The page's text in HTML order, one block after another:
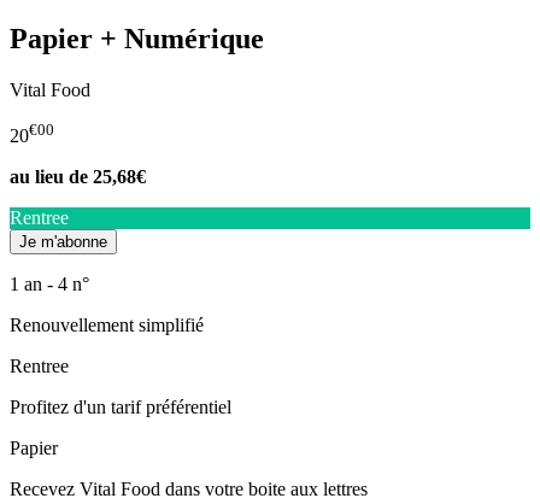
Papier + Numérique
Vital Food
20€00
au lieu de 25,68€
Rentree
1 an - 4 n°
Renouvellement simplifié
Rentree
Profitez d'un tarif préférentiel
Papier
Recevez Vital Food dans votre boite aux lettres